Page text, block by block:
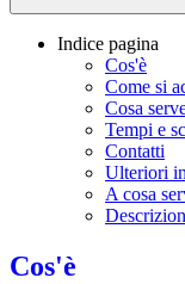
Indice pagina
Cos'è
Come si
Cosa
Tempi e
Contatti
Ulteriori
A cosa
Cos'è